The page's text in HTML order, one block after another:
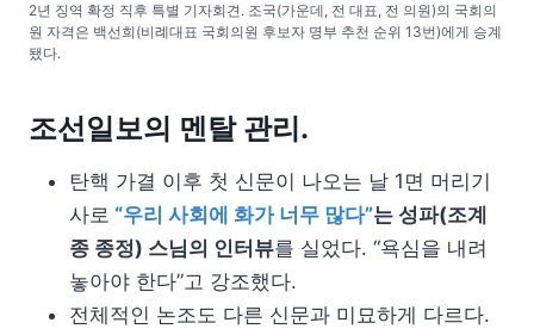
2년 징역 확정 직후 특별 기자회견. 조국(가운데, 전 대표, 전 의원)의 국회의
원 자격은 백선희(비례대표 국회의원 후보자 명부 추천 순위 13번)에게 승계
됐다.
조선일보의 멘탈 관리.
탄핵 가결 이후 첫 신문이 나오는 날 1면 머리기
사로 “우리 사회에 화가 너무 많다”는 성파(조계
종 종정) 스님의 인터뷰를 실었다. “욕심을 내려
놓아야 한다”고 강조했다.
전체적인 논조도 다른 신문과 미묘하게 다르다.